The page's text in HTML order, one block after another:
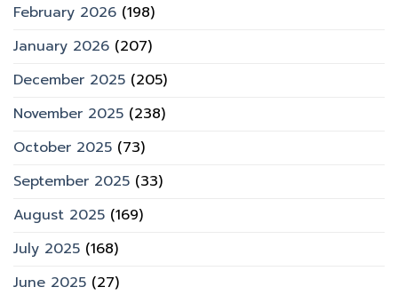
February 2026 (198)
January 2026 (207)
December 2025 (205)
November 2025 (238)
October 2025 (73)
September 2025 (33)
August 2025 (169)
July 2025 (168)
June 2025 (27)